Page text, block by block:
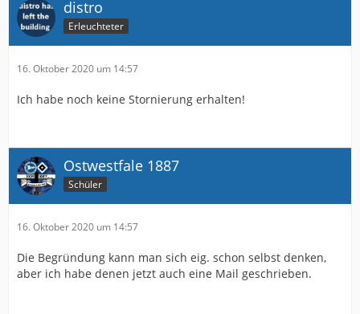
distro
Erleuchteter
16. Oktober 2020 um 14:57
Ich habe noch keine Stornierung erhalten!
Ostwestfale 1887
Schüler
16. Oktober 2020 um 14:57
Die Begründung kann man sich eig. schon selbst denken,
aber ich habe denen jetzt auch eine Mail geschrieben.